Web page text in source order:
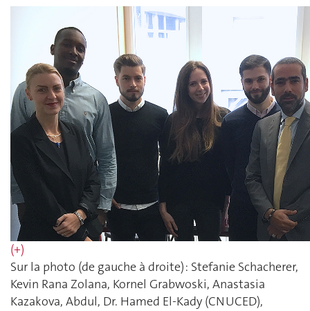
(+)
Sur la photo (de gauche à droite) : Stefanie Schacherer,
Kevin Rana Zolana, Kornel Grabwoski, Anastasia
Kazakova, Abdul, Dr. Hamed El-Kady (CNUCED),